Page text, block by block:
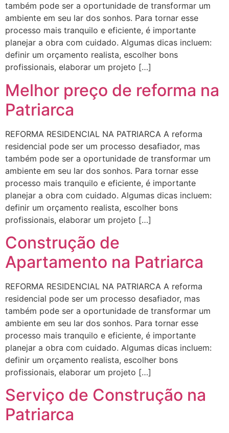
também pode ser a oportunidade de transformar um
ambiente em seu lar dos sonhos. Para tornar esse
processo mais tranquilo e eficiente, é importante
planejar a obra com cuidado. Algumas dicas incluem:
definir um orçamento realista, escolher bons
profissionais, elaborar um projeto […]
Melhor preço de reforma na
Patriarca
REFORMA RESIDENCIAL NA PATRIARCA A reforma
residencial pode ser um processo desafiador, mas
também pode ser a oportunidade de transformar um
ambiente em seu lar dos sonhos. Para tornar esse
processo mais tranquilo e eficiente, é importante
planejar a obra com cuidado. Algumas dicas incluem:
definir um orçamento realista, escolher bons
profissionais, elaborar um projeto […]
Construção de
Apartamento na Patriarca
REFORMA RESIDENCIAL NA PATRIARCA A reforma
residencial pode ser um processo desafiador, mas
também pode ser a oportunidade de transformar um
ambiente em seu lar dos sonhos. Para tornar esse
processo mais tranquilo e eficiente, é importante
planejar a obra com cuidado. Algumas dicas incluem:
definir um orçamento realista, escolher bons
profissionais, elaborar um projeto […]
Serviço de Construção na
Patriarca